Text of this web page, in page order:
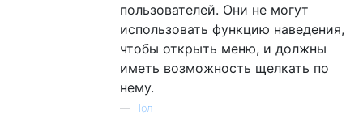
пользователей. Они не могут
использовать функцию наведения,
чтобы открыть меню, и должны
иметь возможность щелкать по
нему.
— Пол